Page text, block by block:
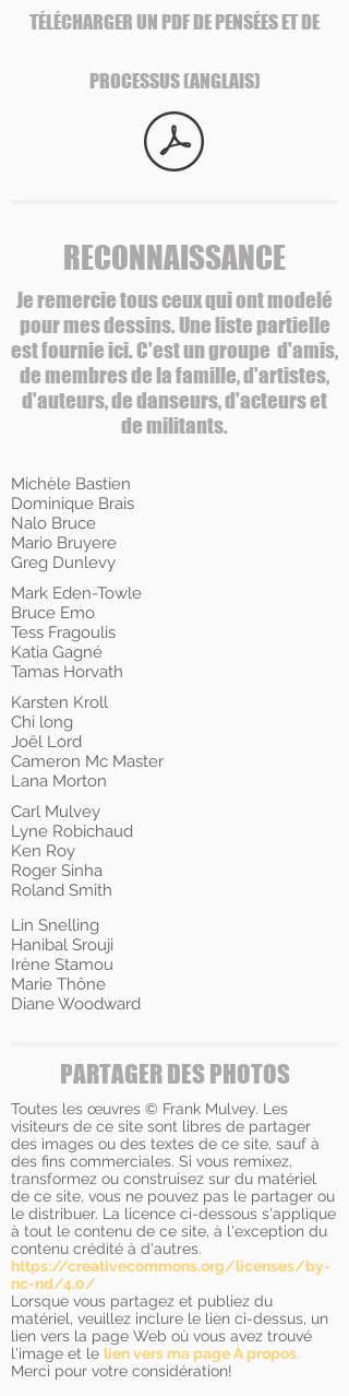
TÉLÉCHARGER UN PDF DE PENSÉES ET DE
PROCESSUS (ANGLAIS)
RECONNAISSANCE
Je remercie tous ceux qui ont modelé
pour mes dessins. Une liste partielle
est fournie ici. C'est un groupe d'amis,
de membres de la famille, d'artistes,
d'auteurs, de danseurs, d'acteurs et
de militants.
Michèle Bastien
Dominique Brais
Nalo Bruce
Mario Bruyere
Greg Dunlevy
Mark Eden-Towle
Bruce Emo
Tess Fragoulis
Katia Gagné
Tamas Horvath
Karsten Kroll
Chi long
Joël Lord
Cameron Mc Master
Lana Morton
Carl Mulvey
Lyne Robichaud
Ken Roy
Roger Sinha
Roland Smith
Lin Snelling
Hanibal Srouji
Irène Stamou
Marie Thône
Diane Woodward
PARTAGER DES PHOTOS
Toutes les œuvres © Frank Mulvey. Les
visiteurs de ce site sont libres de partager
des images ou des textes de ce site, sauf à
des fins commerciales. Si vous remixez,
transformez ou construisez sur du matériel
de ce site, vous ne pouvez pas le partager ou
le distribuer. La licence ci-dessous s'applique
à tout le contenu de ce site, à l'exception du
contenu crédité à d'autres.
https://creativecommons.org/licenses/by-
nc-nd/4.0/
Lorsque vous partagez et publiez du
matériel, veuillez inclure le lien ci-dessus, un
lien vers la page Web où vous avez trouvé
l'image et le lien vers ma page À propos.
Merci pour votre considération!